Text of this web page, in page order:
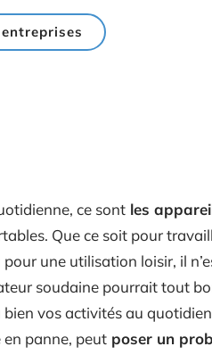
ce sont les
Que ce soit pour
une utilisation loisir, il
soudaine pourrait tout
vos activités au
panne, peut poser un